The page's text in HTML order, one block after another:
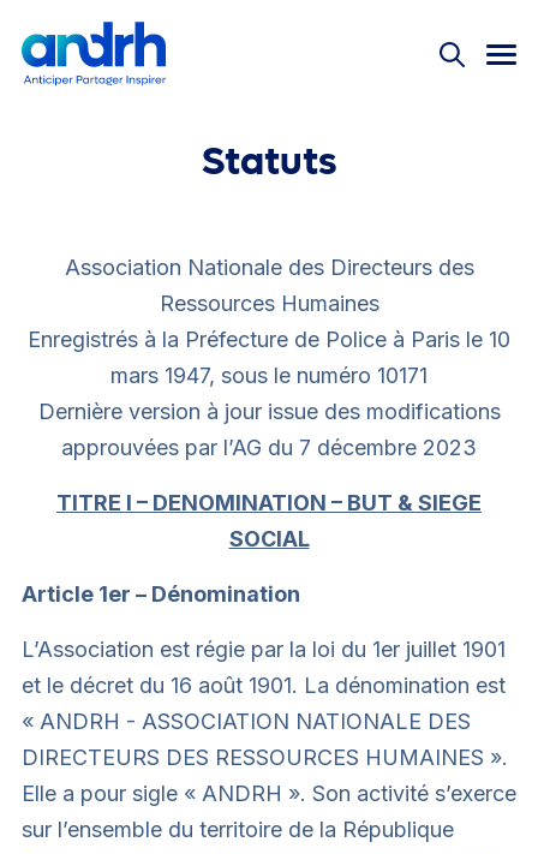
Nos offres
Instances nationales
Partenaires
Événements
L'Université
Grand Prix ANDRH
Le magazine
#JeunesProsRH
Connexion Adhérer
Statuts
Association Nationale des Directeurs des
Ressources Humaines
Enregistrés à la Préfecture de Police à Paris le 10
mars 1947, sous le numéro 10171
Dernière version à jour issue des modifications
approuvées par l’AG du 7 décembre 2023
TITRE I – DENOMINATION – BUT & SIEGE
SOCIAL
Article 1er – Dénomination
L’Association est régie par la loi du 1er juillet 1901
et le décret du 16 août 1901. La dénomination est
« ANDRH - ASSOCIATION NATIONALE DES
DIRECTEURS DES RESSOURCES HUMAINES ».
Elle a pour sigle « ANDRH ». Son activité s’exerce
sur l’ensemble du territoire de la République
Bienvenue !
Pas encore adhérent ?
Connexion
Mot de passe oublié ?